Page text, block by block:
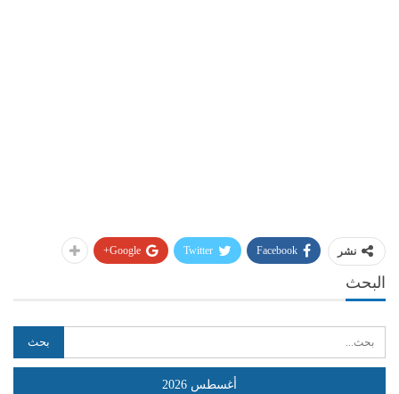
نشر Facebook
Twitter
Google+
البحث
أغسطس 2026